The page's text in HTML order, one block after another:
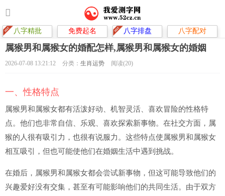
八字精批 免费起名 八字排盘 八字配对
属猴男和属猴女的婚配怎样,属猴男和属猴女的婚姻
2026-07-08 13:21:12 分类： 生肖运势 阅读(20)
一、性格特点
属猴男和属猴女都有活泼好动、机智灵活、喜欢冒险的性格特
点。他们也非常自信、乐观、喜欢探索新事物。在社交方面，属
猴的人很有吸引力，也很有说服力。这些特点使属猴男和属猴女
相互吸引，但也可能使他们在婚姻生活中遇到挑战。
在婚后，属猴男和属猴女都会尝试新事物，但这可能导致他们的
兴趣爱好没有交集，甚至有可能影响他们的共同生活。由于双方